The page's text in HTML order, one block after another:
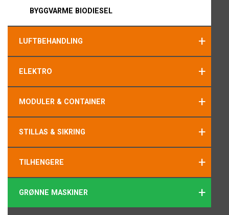
BYGGVARME BIODIESEL
LUFTBEHANDLING +
ELEKTRO +
MODULER & CONTAINER +
STILLAS & SIKRING +
TILHENGERE +
GRØNNE MASKINER +